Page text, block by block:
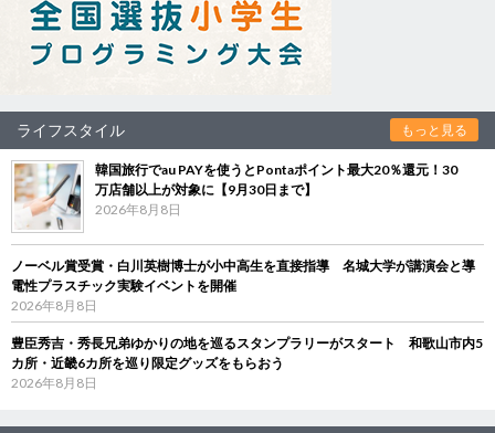
ライフスタイル もっと見る
韓国旅行でau PAYを使うとPontaポイント最大20％還元！30
万店舗以上が対象に【9月30日まで】
2026年8月8日
ノーベル賞受賞・白川英樹博士が小中高生を直接指導 名城大学が講演会と導
電性プラスチック実験イベントを開催
2026年8月8日
豊臣秀吉・秀長兄弟ゆかりの地を巡るスタンプラリーがスタート 和歌山市内5
カ所・近畿6カ所を巡り限定グッズをもらおう
2026年8月8日